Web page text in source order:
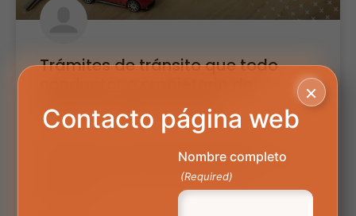
Trámites de tránsito que todo
vehículo debe conocer
circulación de los vehículos particulares, así como
también los públicos, debido a esto se ha
×
Contacto página web
Nombre completo
(Required)